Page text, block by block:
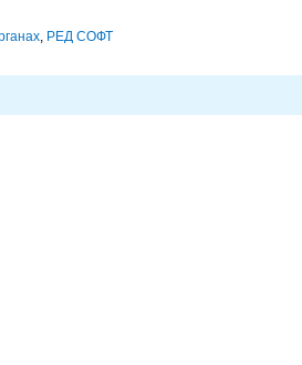
, РЕД СОФТ